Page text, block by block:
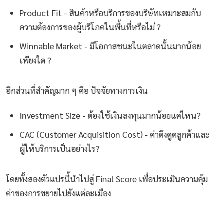
Product Fit - สินค้าหรือบริการของบริษัทเหมาะสมกับ
ความต้องการของผู้บริโภคในพื้นที่หรือไม่ ?
Winnable Market - มีโอกาสชนะในตลาดนั้นมากน้อย
เพียงใด ?
อีกส่วนที่สำคัญมาก ๆ คือ ปัจจัยทางการเงิน
Investment Size - ต้องใช้เงินลงทุนมากน้อยแค่ไหน?
CAC (Customer Acquisition Cost) - ค่าดึงดูดลูกค้าและ
ผู้ให้บริการเป็นอย่างไร?
โดยทั้งสองตัวแปรนี้นำไปสู่ Final Score เพื่อประเมินความคุ้ม
ค่าของการขยายไปยังแต่ละเมือง